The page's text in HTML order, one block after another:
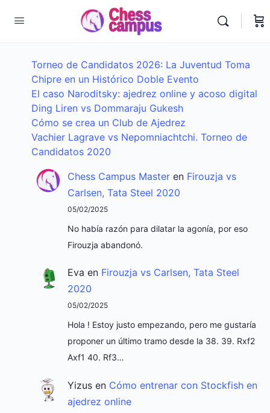
Torneo de Candidatos 2026: La Juventud Toma
Chipre en un Histórico Doble Evento
El caso Naroditsky: ajedrez online y acoso digital
Ding Liren vs Dommaraju Gukesh
Cómo se crea un Club de Ajedrez
Vachier Lagrave vs Nepomniachtchi. Torneo de
Candidatos 2020
Chess Campus Master en Firouzja vs
Carlsen, Tata Steel 2020
05/02/2025
No había razón para dilatar la agonía, por eso
Firouzja abandonó.
Eva en Firouzja vs Carlsen, Tata Steel
2020
05/02/2025
Hola ! Estoy justo empezando, pero me gustaría
proponer un último tramo desde la 38. 39. Rxf2
Axf1 40. Rf3…
Yizus en Cómo entrenar con Stockfish en
ajedrez online